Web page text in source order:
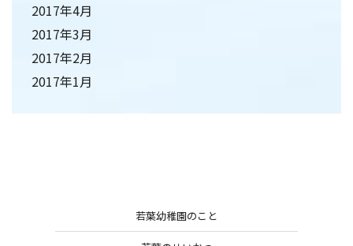
2017年4月
2017年3月
2017年2月
2017年1月
若葉幼稚園のこと